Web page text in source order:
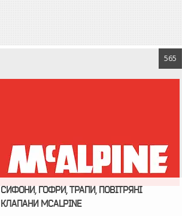
565
СИФОНИ, ГОФРИ, ТРАПИ, ПОВІТРЯНІ
КЛАПАНИ MCALPINE